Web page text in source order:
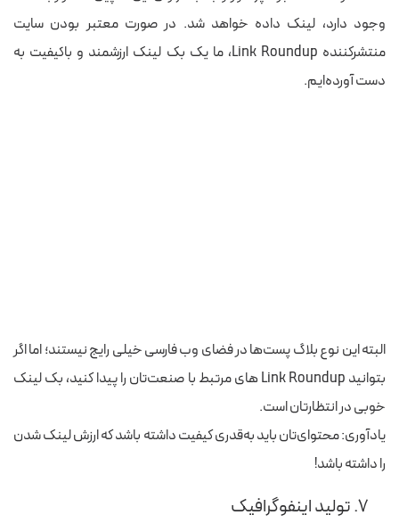
وجود دارد، لینک داده خواهد شد. در صورت معتبر بودن سایت
منتشرکننده Link Roundup، ما یک بک لینک ارزشمند و باکیفیت به
دست آورده‌ایم.
البته این نوع بلاگ‌ پست‌ها در فضای وب فارسی خیلی رایج نیستند؛ اما اگر
بتوانید Link Roundup های مرتبط با صنعت‌تان را پیدا کنید، بک لینک
خوبی در انتظارتان است.
یادآوری: محتوای‌تان باید به‌قدری کیفیت داشته باشد که ارزش لینک شدن
را داشته باشد!
۷. تولید اینفوگرافیک